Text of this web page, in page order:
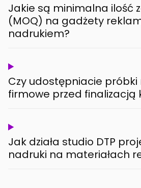
Jakie są minimalna ilość
(MOQ) na gadżety
nadrukiem?
Czy udostępniacie
firmowe przed finalizacją
Jak działa studio DTP
nadruki na materiałach